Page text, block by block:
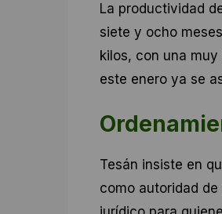
La productividad
siete y ocho
kilos, con una
este enero ya se
Tesán insiste en
como autoridad